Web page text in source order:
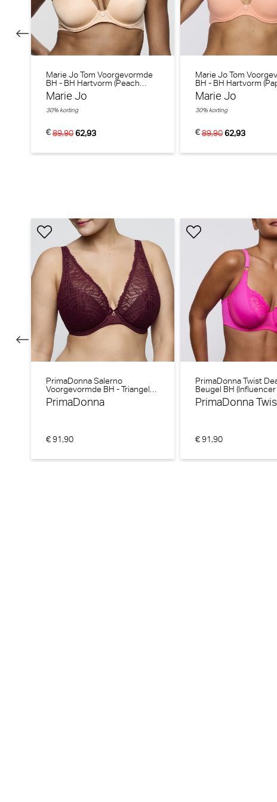
PrimaDonna Twist
€ 40,90 €
Marie Jo Soft studio Tailleslip (Wild Rose)
Marie Jo
Marie Jo Tom Voorgevormde
BH - BH Hartvorm (Peach
Whisper)
Marie Jo
30% korting
€89,9062,93
Marie Jo Tom
BH - BH Hartvorm
Smoothie)
Marie Jo
30% korting
€89,9062,93
PrimaDonna Salerno
Voorgevormde BH - Triangel
BH (Evening Red)
PrimaDonna
€ 91,90
PrimaDonna Twist
Beugel BH (Influencer
PrimaDonna
€ 91,90